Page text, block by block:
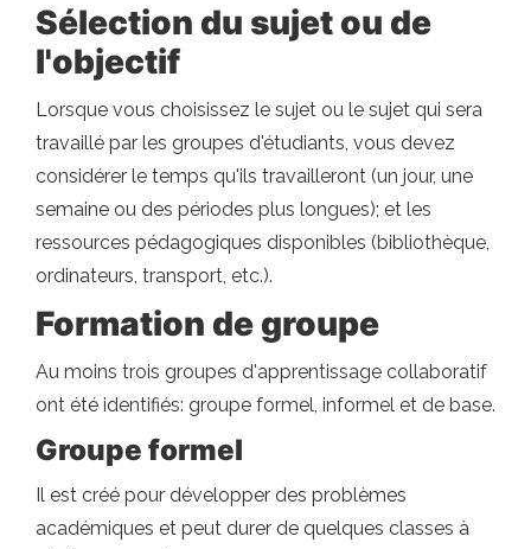
Sélection du sujet ou de
l'objectif
Lorsque vous choisissez le sujet ou le sujet qui sera
travaillé par les groupes d'étudiants, vous devez
considérer le temps qu'ils travailleront (un jour, une
semaine ou des périodes plus longues); et les
ressources pédagogiques disponibles (bibliothèque,
ordinateurs, transport, etc.).
Formation de groupe
Au moins trois groupes d'apprentissage collaboratif
ont été identifiés: groupe formel, informel et de base.
Groupe formel
Il est créé pour développer des problèmes
académiques et peut durer de quelques classes à